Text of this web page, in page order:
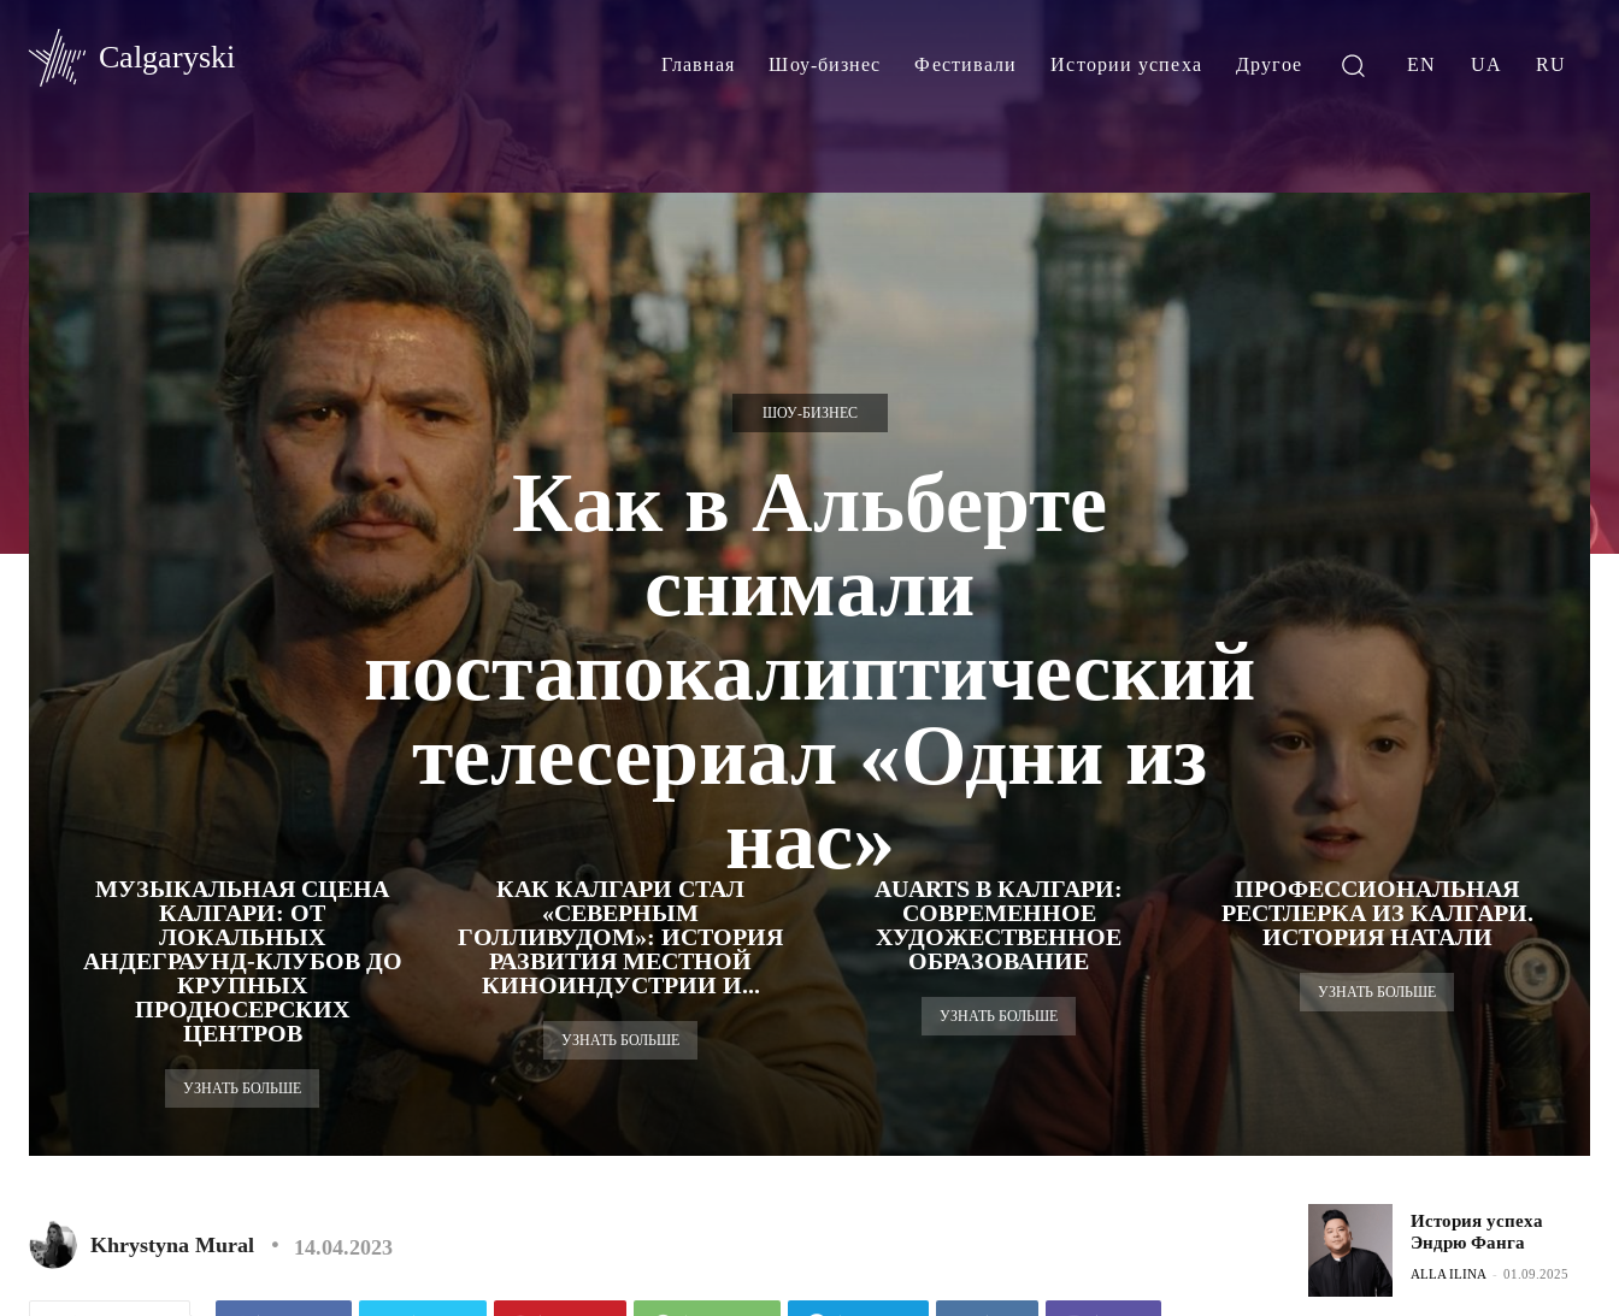
Calgaryski Главная Шоу-бизнес Фестивали Истории успеха Другое EN UA RU
ШОУ-БИЗНЕС
Как в Альберте
снимали
постапокалиптический
телесериал «Одни из
нас»
МУЗЫКАЛЬНАЯ СЦЕНА
КАЛГАРИ: ОТ
ЛОКАЛЬНЫХ
АНДЕГРАУНД-КЛУБОВ ДО
КРУПНЫХ
ПРОДЮСЕРСКИХ
ЦЕНТРОВ
УЗНАТЬ БОЛЬШЕ
КАК КАЛГАРИ СТАЛ
«СЕВЕРНЫМ
ГОЛЛИВУДОМ»: ИСТОРИЯ
РАЗВИТИЯ МЕСТНОЙ
КИНОИНДУСТРИИ И...
УЗНАТЬ БОЛЬШЕ
AUARTS В КАЛГАРИ:
СОВРЕМЕННОЕ
ХУДОЖЕСТВЕННОЕ
ОБРАЗОВАНИЕ
УЗНАТЬ БОЛЬШЕ
ПРОФЕССИОНАЛЬНАЯ
РЕСТЛЕРКА ИЗ КАЛГАРИ.
ИСТОРИЯ НАТАЛИ
УЗНАТЬ БОЛЬШЕ
Khrystyna Mural 14.04.2023
История успеха
Эндрю Фанга
ALLA ILINA - 01.09.2025